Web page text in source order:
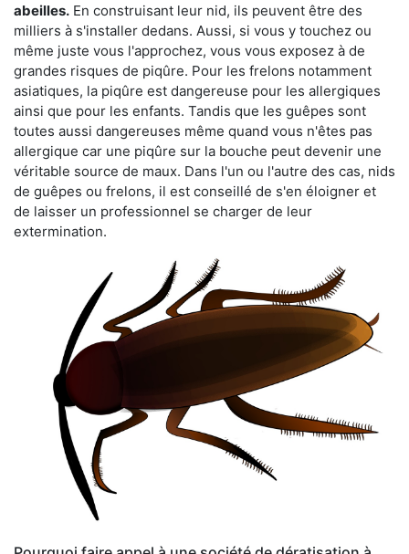
abeilles. En construisant leur nid, ils peuvent être des
milliers à s'installer dedans. Aussi, si vous y touchez ou
même juste vous l'approchez, vous vous exposez à de
grandes risques de piqûre. Pour les frelons notamment
asiatiques, la piqûre est dangereuse pour les allergiques
ainsi que pour les enfants. Tandis que les guêpes sont
toutes aussi dangereuses même quand vous n'êtes pas
allergique car une piqûre sur la bouche peut devenir une
véritable source de maux. Dans l'un ou l'autre des cas, nids
de guêpes ou frelons, il est conseillé de s'en éloigner et
de laisser un professionnel se charger de leur
extermination.